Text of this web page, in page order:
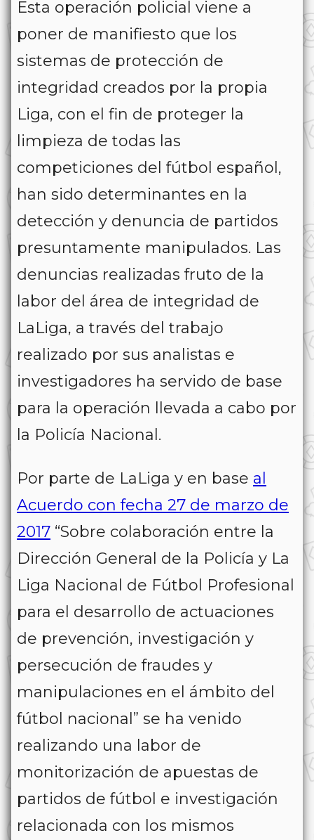
Esta operación policial viene a
poner de manifiesto que los
sistemas de protección de
integridad creados por la propia
Liga, con el fin de proteger la
limpieza de todas las
competiciones del fútbol español,
han sido determinantes en la
detección y denuncia de partidos
presuntamente manipulados. Las
denuncias realizadas fruto de la
labor del área de integridad de
LaLiga, a través del trabajo
realizado por sus analistas e
investigadores ha servido de base
para la operación llevada a cabo por
la Policía Nacional.
Por parte de LaLiga y en base al
Acuerdo con fecha 27 de marzo de
2017 “Sobre colaboración entre la
Dirección General de la Policía y La
Liga Nacional de Fútbol Profesional
para el desarrollo de actuaciones
de prevención, investigación y
persecución de fraudes y
manipulaciones en el ámbito del
fútbol nacional” se ha venido
realizando una labor de
monitorización de apuestas de
partidos de fútbol e investigación
relacionada con los mismos